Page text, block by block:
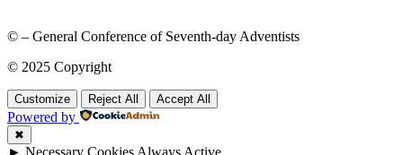
© – General Conference of Seventh-day Adventists
© 2025 Copyright
Customize Reject All Accept All
Powered by
✖
► Necessary Cookies Always Active